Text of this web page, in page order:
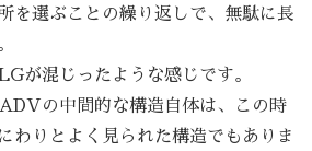
を選ぶことの繰り返しで、無駄に長
が混じったような感じです。
の中間的な構造自体は、この時
わりとよく見られた構造でもありま